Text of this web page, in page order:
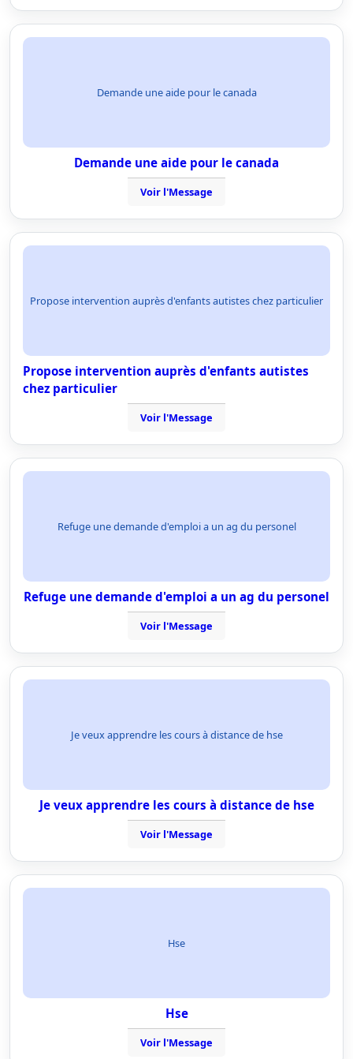
Demande une aide pour le canada
Demande une aide pour le canada
Voir l'Message
Propose intervention auprès d'enfants autistes chez particulier
Propose intervention auprès d'enfants autistes
chez particulier
Voir l'Message
Refuge une demande d'emploi a un ag du personel
Refuge une demande d'emploi a un ag du personel
Voir l'Message
Je veux apprendre les cours à distance de hse
Je veux apprendre les cours à distance de hse
Voir l'Message
Hse
Hse
Voir l'Message